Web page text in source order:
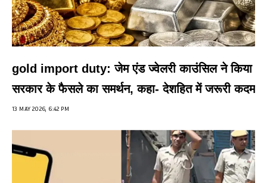
gold import duty: जेम एंड ज्वेलरी काउंसिल ने किया
सरकार के फैसले का समर्थन, कहा- देशहित में जरूरी कदम
13 MAY 2026, 6:42 PM